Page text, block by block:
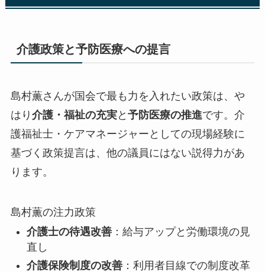
介護政策と予防医療への提言
島村薫さんが国会で最も力を入れたい政策は、や
はり 介護・福祉の充実と 予防医療の推進です。介
護福祉士・ケアマネージャーとしての現場経験に
基づく政策提言は、他の議員にはない説得力があ
ります。
島村薫の注力政策
介護士の待遇改善：給与アップと労働環境の見
直し
介護保険制度の改善：利用者目線での制度改革